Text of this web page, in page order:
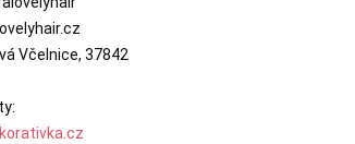
Včelnice, 37842